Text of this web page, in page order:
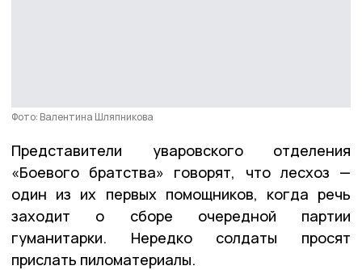
Фото: Валентина Шляпникова
Представители уваровского отделения
«Боевого братства» говорят, что лесхоз —
один из их первых помощников, когда речь
заходит о сборе очередной партии
гуманитарки. Нередко солдаты просят
прислать пиломатериалы.